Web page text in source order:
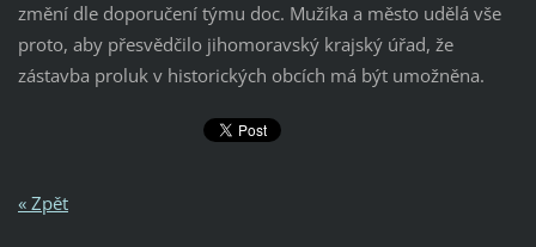
změní dle doporučení týmu doc. Mužíka a město udělá vše
proto, aby přesvědčilo jihomoravský krajský úřad, že
zástavba proluk v historických obcích má být umožněna.
« Zpět